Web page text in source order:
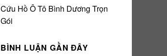
Cứu Hồ Ô Tô Bình Dương Trọn
Gói
BÌNH LUẬN GẦN ĐÂY